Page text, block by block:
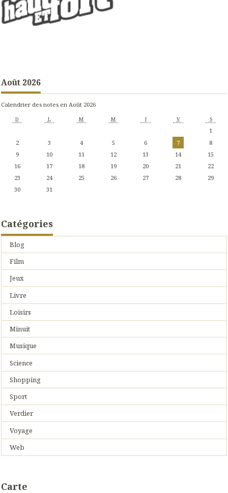
Août 2026
Calendrier des notes en Août 2026
D L M M J V S
1
2
3 4 5 6 7
8
9
10 11 12 13 14
15
16
17 18 19 20 21
22
23
24 25 26 27 28
29
30
31
Catégories
Blog
Film
Jeux
Livre
Loisirs
Minuit
Musique
Science
Shopping
Sport
Verdier
Voyage
Web
Carte